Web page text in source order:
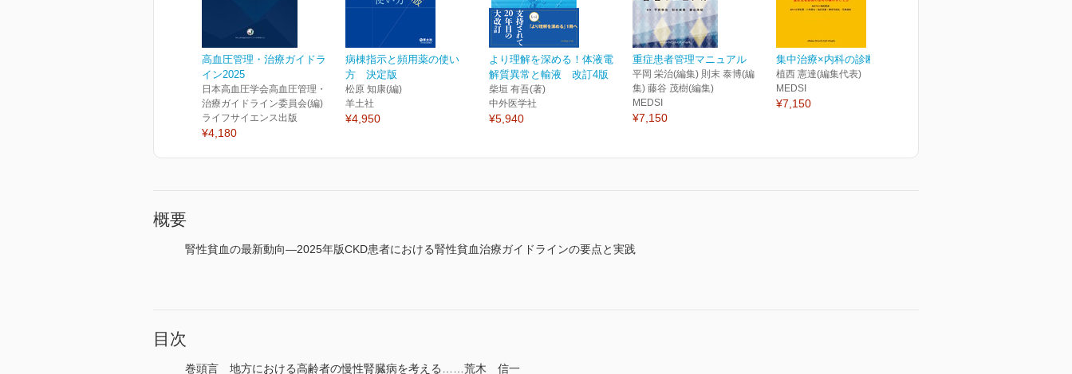
高血圧管理・治療ガイドラ
イン2025
日本高血圧学会高血圧管理・
治療ガイドライン委員会(編)
ライフサイエンス出版
¥4,180
病棟指示と頻用薬の使い
方 決定版
松原 知康(編)
羊土社
¥4,950
より理解を深める！体液電
解質異常と輸液 改訂4版
柴垣 有吾(著)
中外医学社
¥5,940
重症患者管理マニュアル
平岡 栄治(編集) 則末 泰博(編
集) 藤谷 茂樹(編集)
MEDSI
¥7,150
集中治療×内科の診断戦略
植西 憲達(編集代表)
MEDSI
¥7,150
概要
腎性貧血の最新動向―2025年版CKD患者における腎性貧血治療ガイドラインの要点と実践
目次
巻頭言 地方における高齢者の慢性腎臓病を考える……荒木 信一